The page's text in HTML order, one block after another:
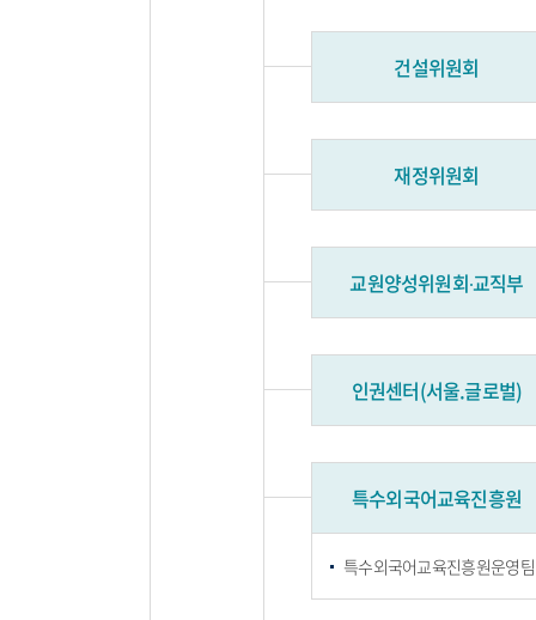
건설위원회
재정위원회
교원양성위원회∙교직부
인권센터(서울.글로벌)
특수외국어교육진흥원
특수외국어교육진흥원운영팀